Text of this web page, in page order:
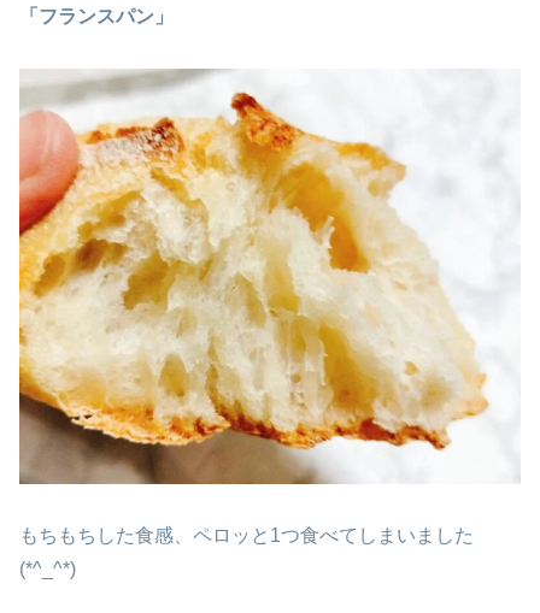
「フランスパン」
もちもちした食感、ペロッと1つ食べてしまいました
(*^_^*)